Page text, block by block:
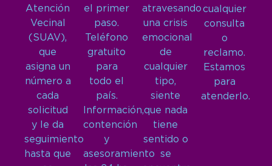
Atención
Vecinal
(SUAV),
que
asigna un
número a
cada
solicitud
y le da
seguimiento
hasta que
el primer
paso.
Teléfono
gratuito
para
todo el
país.
Información,
contención
y
asesoramiento
atravesando
una crisis
emocional
de
cualquier
tipo,
siente
que nada
tiene
sentido o
se
cualquier
consulta
o
reclamo.
Estamos
para
atenderlo.